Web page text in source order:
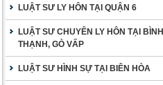
LUẬT SƯ LY HÔN TẠI QUẬN 6
LUẬT SƯ CHUYÊN LY HÔN TẠI BÌNH
THẠNH, GÒ VẤP
LUẬT SƯ HÌNH SỰ TẠI BIÊN HÒA